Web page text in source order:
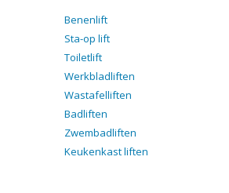
Benenlift
Sta-op lift
Toiletlift
Werkbladliften
Wastafelliften
Badliften
Zwembadliften
Keukenkast liften